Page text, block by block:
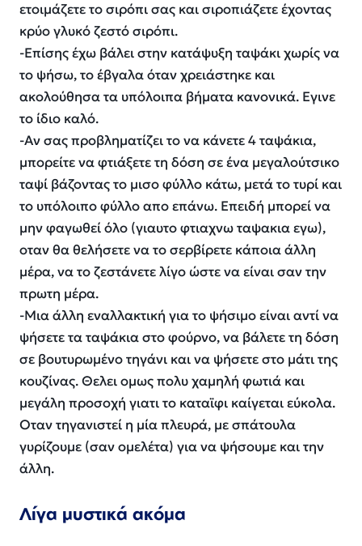
ετοιμάζετε το σιρόπι σας και σιροπιάζετε έχοντας
κρύο γλυκό ζεστό σιρόπι.
-Επίσης έχω βάλει στην κατάψυξη ταψάκι χωρίς να
το ψήσω, το έβγαλα όταν χρειάστηκε και
ακολούθησα τα υπόλοιπα βήματα κανονικά. Εγινε
το ίδιο καλό.
-Αν σας προβληματίζει το να κάνετε 4 ταψάκια,
μπορείτε να φτιάξετε τη δόση σε ένα μεγαλούτσικο
ταψί βάζοντας το μισο φύλλο κάτω, μετά το τυρί και
το υπόλοιπο φύλλο απο επάνω. Επειδή μπορεί να
μην φαγωθεί όλο (γιαυτο φτιαχνω ταψακια εγω),
οταν θα θελήσετε να το σερβίρετε κάποια άλλη
μέρα, να το ζεστάνετε λίγο ώστε να είναι σαν την
πρωτη μέρα.
-Μια άλλη εναλλακτική για το ψήσιμο είναι αντί να
ψήσετε τα ταψάκια στο φούρνο, να βάλετε τη δόση
σε βουτυρωμένο τηγάνι και να ψήσετε στο μάτι της
κουζίνας. Θελει ομως πολυ χαμηλή φωτιά και
μεγάλη προσοχή γιατι το καταϊφι καίγεται εύκολα.
Οταν τηγανιστεί η μία πλευρά, με σπάτουλα
γυρίζουμε (σαν ομελέτα) για να ψήσουμε και την
άλλη.
Λίγα μυστικά ακόμα